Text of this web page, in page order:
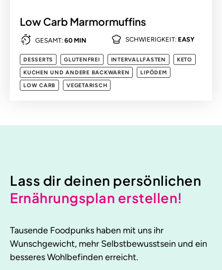
Low Carb Marmormuffins
GESAMT: 60 MIN SCHWIERIGKEIT: EASY
DESSERTS GLUTENFREI INTERVALLFASTEN
KETO
KUCHEN UND ANDERE BACKWAREN
LIPÖDEM
LOW CARB
VEGETARISCH
Lass dir deinen persönlichen
Ernährungsplan erstellen!
Tausende Foodpunks haben mit uns ihr
Wunschgewicht, mehr Selbstbewusstsein und ein
besseres Wohlbefinden erreicht.